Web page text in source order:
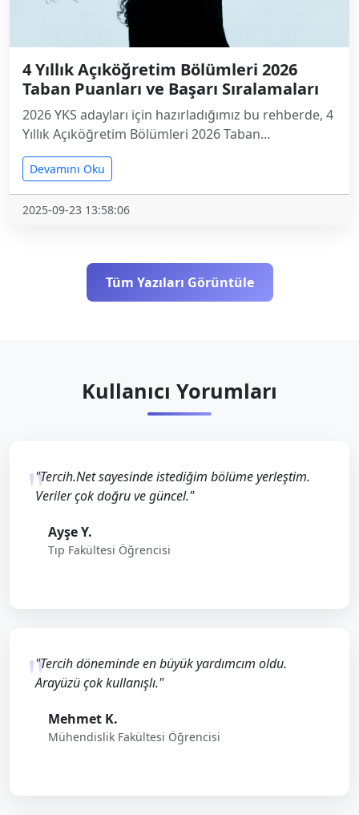
4 Yıllık Açıköğretim Bölümleri 2026
Taban Puanları ve Başarı Sıralamaları
2026 YKS adayları için hazırladığımız bu rehberde, 4
Yıllık Açıköğretim Bölümleri 2026 Taban...
Devamını Oku
2025-09-23 13:58:06
Tüm Yazıları Görüntüle
Kullanıcı Yorumları
"Tercih.Net sayesinde istediğim bölüme yerleştim.
Veriler çok doğru ve güncel."
Ayşe Y.
Tıp Fakültesi Öğrencisi
"Tercih döneminde en büyük yardımcım oldu.
Arayüzü çok kullanışlı."
Mehmet K.
Mühendislik Fakültesi Öğrencisi